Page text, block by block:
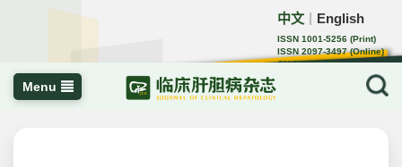
中文 English
ISSN 1001-5256 (Print)
ISSN 2097-3497 (Online)
CN 22-1108/R
Menu